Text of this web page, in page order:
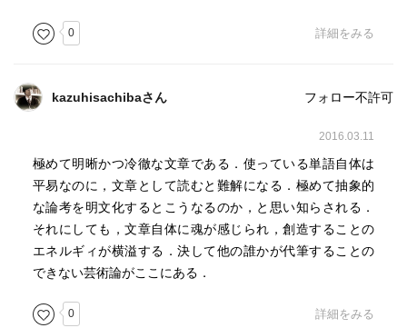
ない、別な面ばかりを外に見せているという偽善的な習慣
こそ、非本質的です。自分を実際そうである以上に見たが
に感じて卑屈になって見たり、また自己防衛本能から安全
なカラの中に入って身を守るために、わざと自分を低く見
せようとすること(よくある手で、古い日本の社会では賢明
な世渡り術とされてきたのです)、そこから自他共に堕落す
る不明朗な雰囲気が出てくるのです。
0 詳細をみる
kazuhisachibaさん フォロー不許可
2016.03.11
極めて明晰かつ冷徹な文章である．使っている単語自体は
平易なのに，文章として読むと難解になる．極めて抽象的
な論考を明文化するとこうなるのか，と思い知らされる．
それにしても，文章自体に魂が感じられ，創造することの
エネルギィが横溢する．決して他の誰かが代筆することの
できない芸術論がここにある．
0 詳細をみる